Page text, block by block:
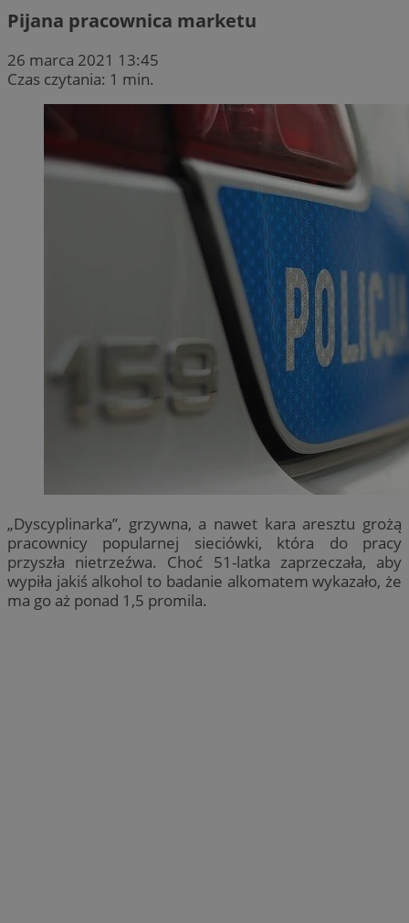
Pijana pracownica marketu
26 marca 2021 13:45
Czas czytania: 1 min.
„Dyscyplinarka”, grzywna, a nawet kara aresztu grożą
pracownicy popularnej sieciówki, która do pracy
przyszła nietrzeźwa. Choć 51-latka zaprzeczała, aby
wypiła jakiś alkohol to badanie alkomatem wykazało, że
ma go aż ponad 1,5 promila.